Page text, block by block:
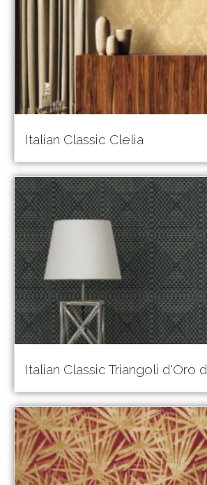
Italian Classic Clelia
Italian Classic Triangoli d'Oro